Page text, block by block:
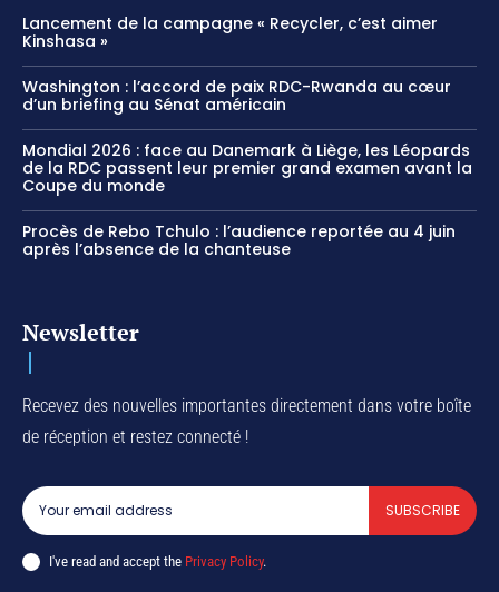
Lancement de la campagne « Recycler, c’est aimer
Kinshasa »
Washington : l’accord de paix RDC-Rwanda au cœur
d’un briefing au Sénat américain
Mondial 2026 : face au Danemark à Liège, les Léopards
de la RDC passent leur premier grand examen avant la
Coupe du monde
Procès de Rebo Tchulo : l’audience reportée au 4 juin
après l’absence de la chanteuse
Newsletter
Recevez des nouvelles importantes directement dans votre boîte
de réception et restez connecté !
SUBSCRIBE
I've read and accept the Privacy Policy.